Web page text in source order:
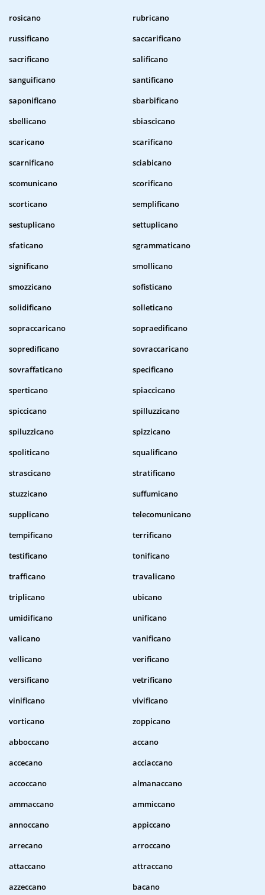
rosicano
rubricano
russificano
saccarificano
sacrificano
salificano
sanguificano
santificano
saponificano
sbarbificano
sbellicano
sbiascicano
scaricano
scarificano
scarnificano
sciabicano
scomunicano
scorificano
scorticano
semplificano
sestuplicano
settuplicano
sfaticano
sgrammaticano
significano
smollicano
smozzicano
sofisticano
solidificano
solleticano
sopraccaricano
sopraedificano
sopredificano
sovraccaricano
sovraffaticano
specificano
sperticano
spiaccicano
spiccicano
spilluzzicano
spiluzzicano
spizzicano
spoliticano
squalificano
strascicano
stratificano
stuzzicano
suffumicano
supplicano
telecomunicano
tempificano
terrificano
testificano
tonificano
trafficano
travalicano
triplicano
ubicano
umidificano
unificano
valicano
vanificano
vellicano
verificano
versificano
vetrificano
vinificano
vivificano
vorticano
zoppicano
abboccano
accano
accecano
acciaccano
accoccano
almanaccano
ammaccano
ammiccano
annoccano
appiccano
arrecano
arroccano
attaccano
attraccano
azzeccano
bacano